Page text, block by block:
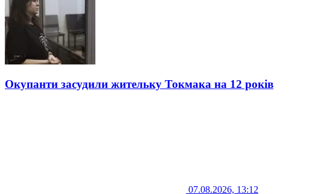
Окупанти засудили жительку Токмака на 12 років
07.08.2026, 13:12